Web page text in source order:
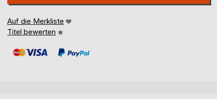
Auf die Merkliste
Titel bewerten